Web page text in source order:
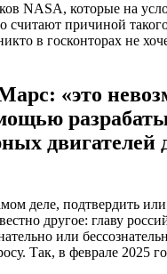
NASA, которые на
считают причиной
в госконторах не
«это
двигателей
деле, подтвердить
другое: главу
или
Так, в феврале 2025